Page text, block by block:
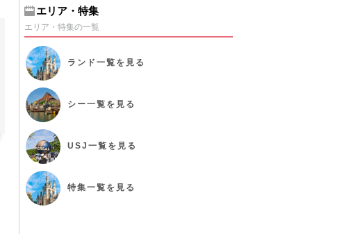
エリア・特集
エリア・特集の一覧
ランド 一覧を見る
シー一覧を見る
USJ 一覧を見る
特集一覧を見る